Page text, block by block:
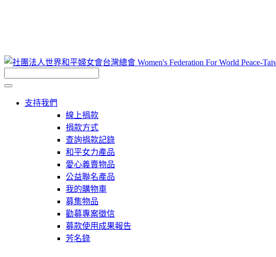
支持我們
線上捐款
捐款方式
查詢捐款記錄
和平女力產品
愛心義賣物品
公益聯名產品
我的購物車
募集物品
勸募專案徵信
募款使用成果報告
芳名錄